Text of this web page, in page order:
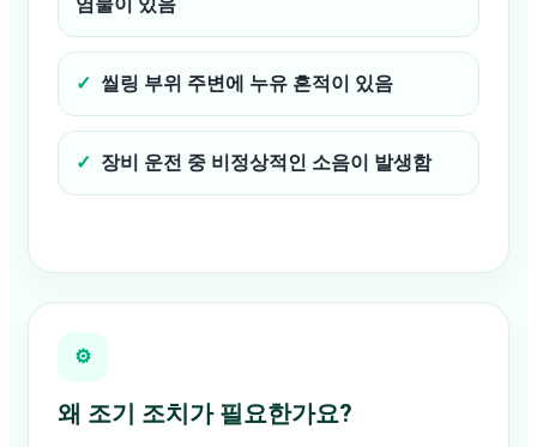
염물이 있음
씰링 부위 주변에 누유 흔적이 있음
장비 운전 중 비정상적인 소음이 발생함
⚙
왜 조기 조치가 필요한가요?